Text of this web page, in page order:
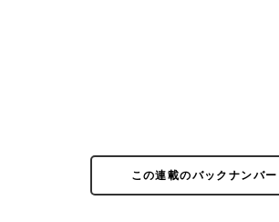
この連載のバックナンバー